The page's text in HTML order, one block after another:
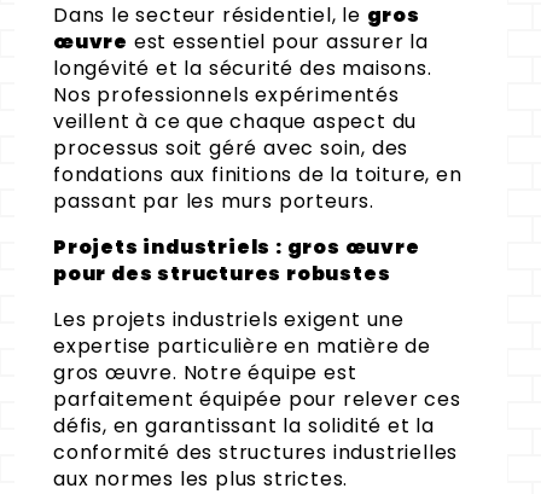
Dans le secteur résidentiel, le gros
œuvre est essentiel pour assurer la
longévité et la sécurité des maisons.
Nos professionnels expérimentés
veillent à ce que chaque aspect du
processus soit géré avec soin, des
fondations aux finitions de la toiture, en
passant par les murs porteurs.
Projets industriels : gros œuvre
pour des structures robustes
Les projets industriels exigent une
expertise particulière en matière de
gros œuvre. Notre équipe est
parfaitement équipée pour relever ces
défis, en garantissant la solidité et la
conformité des structures industrielles
aux normes les plus strictes.